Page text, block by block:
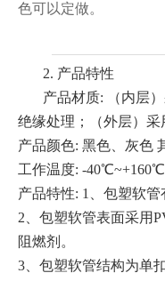
色可以定做。
2. 产品特性
产品材质: （内层
绝缘处理；（外层）采
产品颜色: 黑色、灰色
工作温度: -40℃~+160℃
产品特性: 1、包塑软管
2、包塑软管表面采用
阻燃剂。
3、包塑软管结构为单